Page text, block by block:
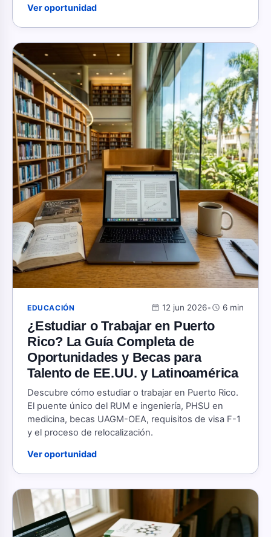
Ver oportunidad
EDUCACIÓN calendar_month 12 jun 2026•schedule 6 min
¿Estudiar o Trabajar en Puerto
Rico? La Guía Completa de
Oportunidades y Becas para
Talento de EE.UU. y Latinoamérica
Descubre cómo estudiar o trabajar en Puerto Rico.
El puente único del RUM e ingeniería, PHSU en
medicina, becas UAGM-OEA, requisitos de visa F-1
y el proceso de relocalización.
Ver oportunidad